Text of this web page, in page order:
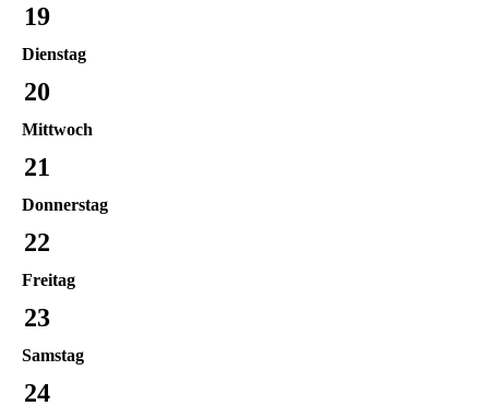
19
Dienstag
20
Mittwoch
21
Donnerstag
22
Freitag
23
Samstag
24